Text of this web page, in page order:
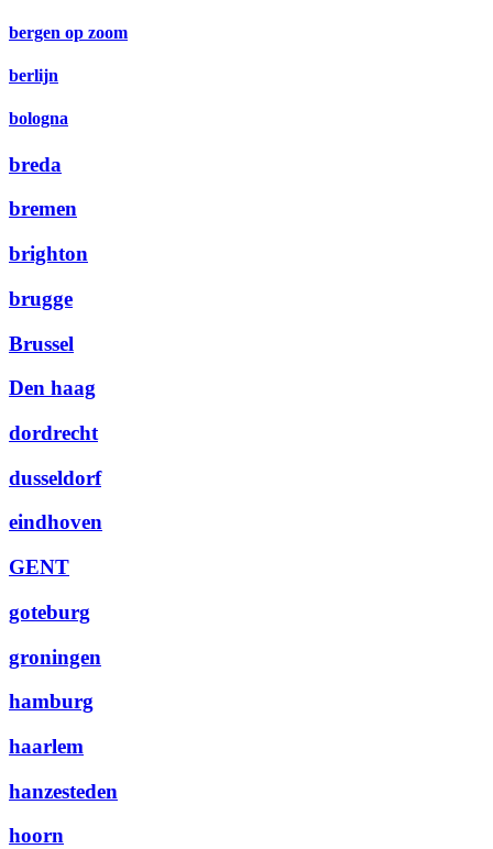
bergen op zoom
berlijn
bologna
breda
bremen
brighton
brugge
Brussel
Den haag
dordrecht
dusseldorf
eindhoven
GENT
goteburg
groningen
hamburg
haarlem
hanzesteden
hoorn